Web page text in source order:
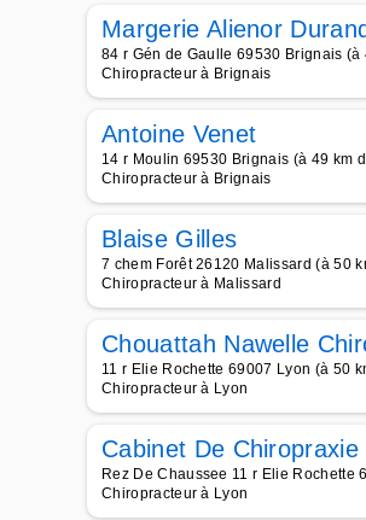
Margerie Alienor
84 r Gén de Gaulle 69530 Brignais
Chiropracteur à Brignais
Antoine Venet
14 r Moulin 69530 Brignais (à 49 km
Chiropracteur à Brignais
Blaise Gilles
7 chem Forêt 26120 Malissard (à 50
Chiropracteur à Malissard
Chouattah Nawelle
11 r Elie Rochette 69007 Lyon (à 50
Chiropracteur à Lyon
Cabinet De
Rez De Chaussee 11 r Elie Rochette
Chiropracteur à Lyon